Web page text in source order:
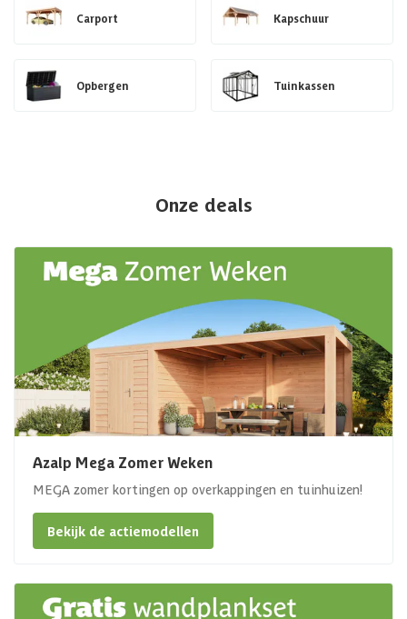
Carport Kapschuur
Opbergen Tuinkassen
Onze deals
Azalp Mega Zomer Weken
MEGA zomer kortingen op overkappingen en tuinhuizen!
Bekijk de actiemodellen